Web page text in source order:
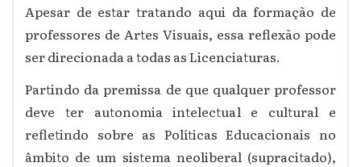
Apesar de estar tratando aqui da formação de
professores de Artes Visuais, essa reflexão pode
ser direcionada a todas as Licenciaturas.
Partindo da premissa de que qualquer professor
deve ter autonomia intelectual e cultural e
refletindo sobre as Políticas Educacionais no
âmbito de um sistema neoliberal (supracitado),